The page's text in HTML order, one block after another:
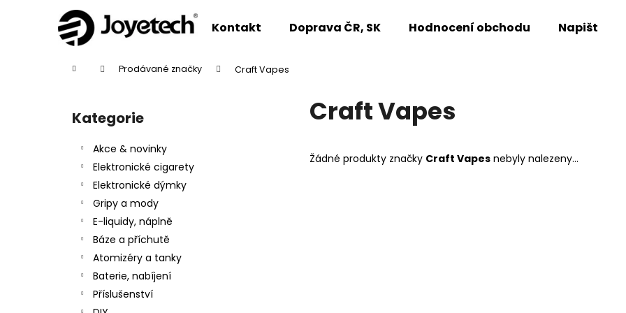
Kontakt Doprava ČR, SK Hodnocení obchodu Napište
Domů Prodávané značky Craft Vapes
Přeskočit
kategorie
Kategorie
Akce & novinky
Elektronické cigarety
Elektronické dýmky
Gripy a mody
E-liquidy, náplně
Báze a příchutě
Atomizéry a tanky
Baterie, nabíjení
Příslušenství
Craft Vapes
Žádné produkty značky Craft Vapes nebyly nalezeny...
Zpět
Zpět